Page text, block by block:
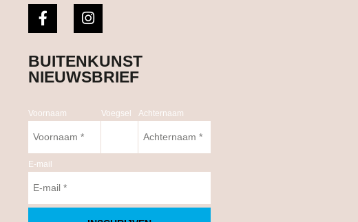
BUITENKUNST
NIEUWSBRIEF
Voornaam Voegsel Achternaam
E-mail